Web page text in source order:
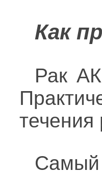
Как
Рак
течения